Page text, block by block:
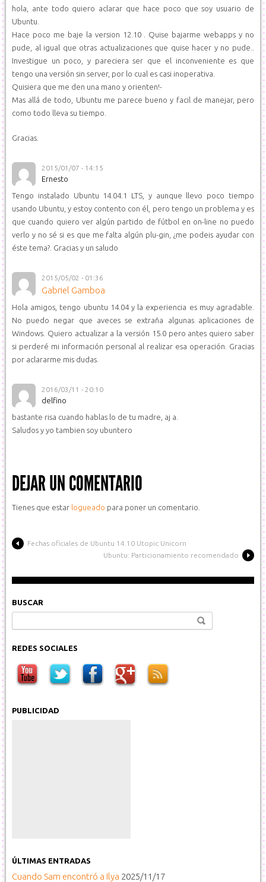
hola, ante todo quiero aclarar que hace poco que soy usuario de
Ubuntu.
Hace poco me baje la version 12.10 . Quise bajarme webapps y no
pude, al igual que otras actualizaciones que quise hacer y no pude..
Investigue un poco, y pareciera ser que el inconveniente es que
tengo una versión sin server, por lo cual es casi inoperativa.
Quisiera que me den una mano y orienten!-
Mas allá de todo, Ubuntu me parece bueno y facil de manejar, pero
como todo lleva su tiempo.
Gracias.
2015/01/07 - 14:15
Ernesto
Tengo instalado Ubuntu 14.04.1 LTS, y aunque llevo poco tiempo
usando Ubuntu, y estoy contento con él, pero tengo un problema y es
que cuando quiero ver algún partido de fútbol en on-line no puedo
verlo y no sé si es que me falta algún plu-gin, ¿me podeis ayudar con
éste tema?. Gracias y un saludo
2015/05/02 - 01:36
Gabriel Gamboa
Hola amigos, tengo ubuntu 14.04 y la experiencia es muy agradable.
No puedo negar que aveces se extraña algunas aplicaciones de
Windows. Quiero actualizar a la versión 15.0 pero antes quiero saber
si perderé mi información personal al realizar esa operación. Gracias
por aclararme mis dudas.
2016/03/11 - 20:10
delfino
bastante risa cuando hablas lo de tu madre, aj a.
Saludos y yo tambien soy ubuntero
DEJAR UN COMENTARIO
Tienes que estar logueado para poner un comentario.
Fechas oficiales de Ubuntu 14.10 Utopic Unicorn
Ubuntu: Particionamiento recomendado
BUSCAR
REDES SOCIALES
PUBLICIDAD
ÚLTIMAS ENTRADAS
Cuando Sam encontró a Ilya 2025/11/17